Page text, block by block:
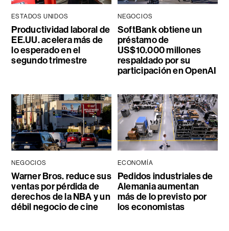
ESTADOS UNIDOS
Productividad laboral de
EE.UU. acelera más de
lo esperado en el
segundo trimestre
NEGOCIOS
SoftBank obtiene un
préstamo de
US$10.000 millones
respaldado por su
participación en OpenAI
NEGOCIOS
Warner Bros. reduce sus
ventas por pérdida de
derechos de la NBA y un
débil negocio de cine
ECONOMÍA
Pedidos industriales de
Alemania aumentan
más de lo previsto por
los economistas